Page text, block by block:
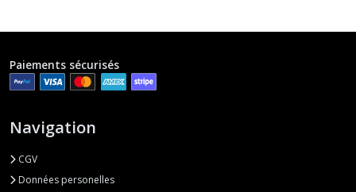
Paiements sécurisés
Navigation
CGV
Données personelles